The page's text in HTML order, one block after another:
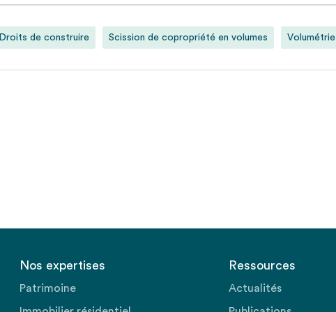
Droits de construire Scission de copropriété en volumes Volumétrie
Nos expertises
Patrimoine
Ressources
Actualités